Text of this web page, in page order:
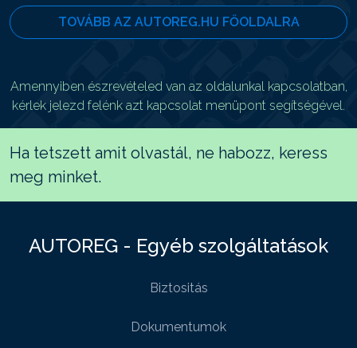
TOVÁBB AZ AUTOREG.HU FŐOLDALRA
Amennyiben észrevételed van az oldalunkal kapcsolatban,
kérlek jelezd felénk azt kapcsolat menüpont segítségével.
Ha tetszett amit olvastál, ne habozz, keress
meg minket.
AUTOREG - Egyéb szolgáltatások
Biztositás
Dokumentumok